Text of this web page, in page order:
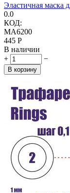
Эластичная маска
0.0
КОД:
MA6200
‍445‍ Р
В наличии
+
−
В корзину